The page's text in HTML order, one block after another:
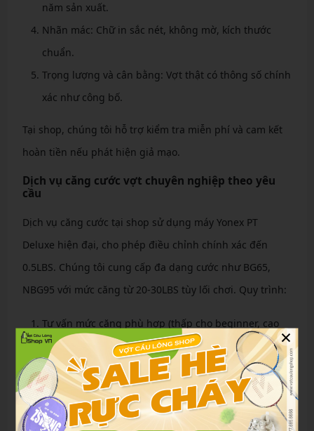
năm sản xuất.
Nhãn mác: Chữ in sắc nét, không mờ, kích thước
chuẩn.
Trọng lượng và cân bằng: Vợt thật có thông số chính
xác như công bố.
Tại shop, chúng tôi hỗ trợ kiểm tra miễn phí và cam kết
hoàn tiền nếu phát hiện giả mạo.
Dịch vụ căng cước vợt chuyên nghiệp theo yêu
cầu
Dịch vụ căng cước tại shop sử dụng máy Yonex PT
Deluxe hiện đại, cho phép điều chỉnh chính xác đến
0.5LBS. Chúng tôi cung cấp đa dạng cước như BG65,
NBG95 với mức căng từ 20-30LBS tùy lối chơi. Quy trình:
Tư vấn mức căng phù hợp (thấp cho beginner, cao
cho pro).
Xỏ và căng cước bằng máy chuyên dụng.
Kiểm tra độ đều và thử vợt.
Giá dịch vụ hợp lý, lấy ngay trong ngày, đảm bảo khung
×